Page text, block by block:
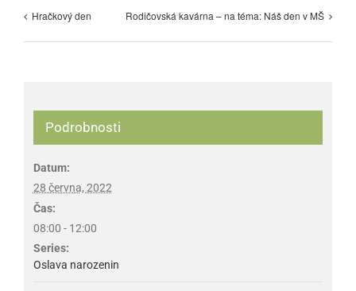
Hračkový den Rodičovská kavárna – na téma: Náš den v MŠ
Podrobnosti
Datum:
28 června, 2022
Čas:
08:00 - 12:00
Series:
Oslava narozenin